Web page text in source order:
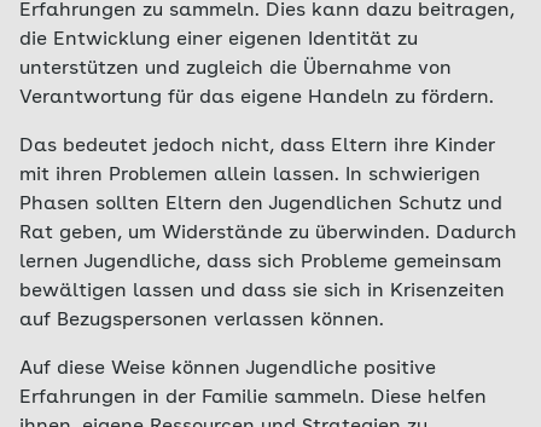
Erfahrungen zu sammeln. Dies kann dazu beitragen,
die Entwicklung einer eigenen Identität zu
unterstützen und zugleich die Übernahme von
Verantwortung für das eigene Handeln zu fördern.
Das bedeutet jedoch nicht, dass Eltern ihre Kinder
mit ihren Problemen allein lassen. In schwierigen
Phasen sollten Eltern den Jugendlichen Schutz und
Rat geben, um Widerstände zu überwinden. Dadurch
lernen Jugendliche, dass sich Probleme gemeinsam
bewältigen lassen und dass sie sich in Krisenzeiten
auf Bezugspersonen verlassen können.
Auf diese Weise können Jugendliche positive
Erfahrungen in der Familie sammeln. Diese helfen